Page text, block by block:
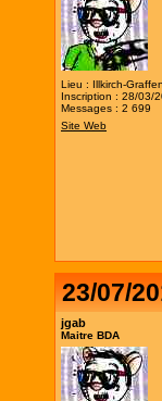
Lieu : Illkirch-
Inscription : 28/03/
Messages : 2 699
Site Web
23/07/
jgab
Maitre BDA